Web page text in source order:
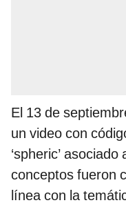
El 13 de
un video con
‘spheric’
conceptos fueron
línea con la